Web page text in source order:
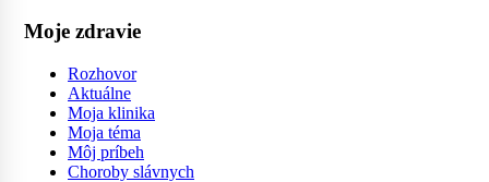
Moje zdravie
Rozhovor
Aktuálne
Moja klinika
Moja téma
Môj príbeh
Choroby slávnych